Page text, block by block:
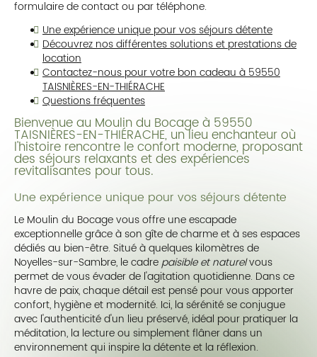
formulaire de contact ou par téléphone.
Une expérience unique pour vos séjours détente
Découvrez nos différentes solutions et prestations de
location
Contactez-nous pour votre bon cadeau à 59550
TAISNIÈRES-EN-THIÉRACHE
Questions fréquentes
Bienvenue au Moulin du Bocage à 59550
TAISNIÈRES-EN-THIÉRACHE, un lieu enchanteur où
l'histoire rencontre le confort moderne, proposant
des séjours relaxants et des expériences
revitalisantes pour tous.
Une expérience unique pour vos séjours détente
Le Moulin du Bocage vous offre une escapade
exceptionnelle grâce à son gîte de charme et à ses espaces
dédiés au bien-être. Situé à quelques kilomètres de
Noyelles-sur-Sambre, le cadrepaisible et naturelvous
permet de vous évader de l'agitation quotidienne. Dans ce
havre de paix, chaque détail est pensé pour vous apporter
confort, hygiène et modernité. Ici, la sérénité se conjugue
avec l'authenticité d'un lieu préservé, idéal pour pratiquer la
méditation, la lecture ou simplement flâner dans un
environnement qui inspire la détente et la réflexion.